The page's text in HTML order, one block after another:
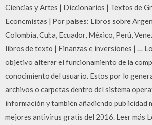
Ciencias y Artes | Diccionarios | Textos de
Economistas | Por países: Libros sobre
Colombia, Cuba, Ecuador, México, Perú,
libros de texto | Finanzas e inversiones | …
objetivo alterar el funcionamiento de la
conocimiento del usuario. Estos por lo
archivos o carpetas dentro del sistema
información y también añadiendo publicidad
mejores antivirus gratis del 2016. Leer más